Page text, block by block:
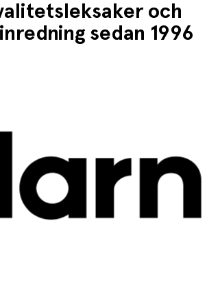
och
sedan 1996